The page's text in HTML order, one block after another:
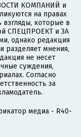
КОМПАНИЙ и
на правах
которые в
СПЕЦПРОЕКТ и ЗА
однако редакция
разделяет мнения,
не несет
суждения,
Согласно
за
медиа - R40-